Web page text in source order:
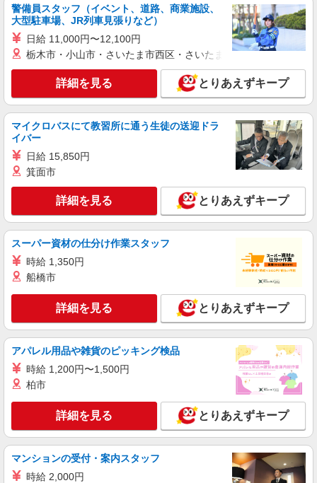
8:00）時給＋200円
広島県福山市南蔵王町2-26-31
キープ 詳細を見る
アルバイト パート
ピザハット 福山神辺店
ピザの宅配／デリバリー・配達
時給1,150円以上 平日 時給1,150円以上 土日・
祝日 時給1,150円以上
広島県福山市神辺町十九軒屋2-1
ピザの宅配／デリバリー・配達
時給1,150円以上 平日 時給1,150円以上 土日・
キープ 詳細を見る
アルバイト パート
すき家 福山蔵王店
すき家の店舗スタッフ（接客・調理・清掃な
時給1,400円
広島県福山市南蔵王町5-16-23
キープ 詳細を見る
警備員スタッフ（イベント、道路、商業施設、
大型駐車場、JR列車見張りなど）
日給 11,000円〜12,100円
栃木市・小山市・さいたま市西区・さいたま市岩槻区・久喜市・
詳細を見る とりあえずキープ
マイクロバスにて教習所に通う生徒の送迎ドラ
イバー
日給 15,850円
箕面市
詳細を見る とりあえずキープ
スーパー資材の仕分け作業スタッフ
時給 1,350円
船橋市
詳細を見る とりあえずキープ
アパレル用品や雑貨のピッキング検品
時給 1,200円〜1,500円
柏市
詳細を見る とりあえずキープ
マンションの受付・案内スタッフ
時給 2,000円